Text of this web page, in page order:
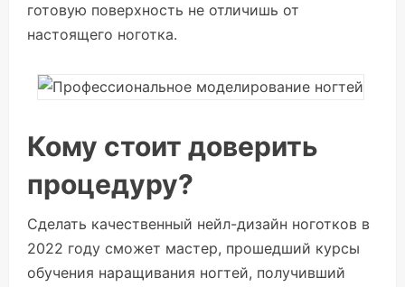
готовую поверхность не отличишь от
настоящего ноготка.
Кому стоит доверить
процедуру?
Сделать качественный нейл-дизайн ноготков в
2022 году сможет мастер, прошедший курсы
обучения наращивания ногтей, получивший